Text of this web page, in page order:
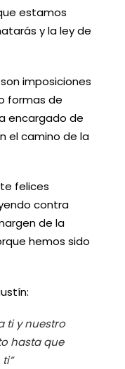
estamos
y la ley de
imposiciones
formas de
encargado de
el camino de la
felices
contra
de la
hemos sido
ti y nuestro
hasta que